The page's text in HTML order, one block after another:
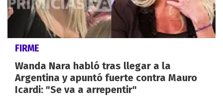
FIRME
Wanda Nara habló tras llegar a la
Argentina y apuntó fuerte contra Mauro
Icardi: "Se va a arrepentir"